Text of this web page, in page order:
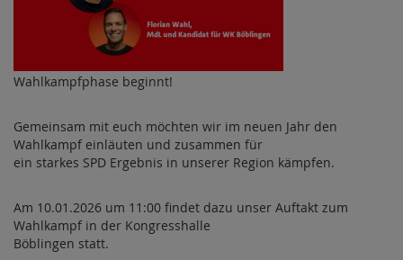
Wahlkampfphase beginnt!
Gemeinsam mit euch möchten wir im neuen Jahr den
Wahlkampf einläuten und zusammen für
ein starkes SPD Ergebnis in unserer Region kämpfen.
Am 10.01.2026 um 11:00 findet dazu unser Auftakt zum
Wahlkampf in der Kongresshalle
Böblingen statt.